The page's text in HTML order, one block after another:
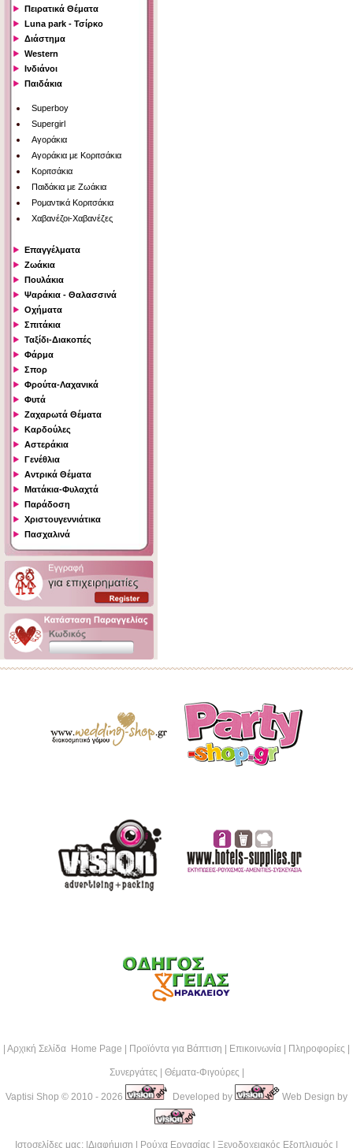
Πειρατικά Θέματα
Luna park - Τσίρκο
Διάστημα
Western
Ινδιάνοι
Παιδάκια
Superboy
Supergirl
Αγοράκια
Αγοράκια με Κοριτσάκια
Κοριτσάκια
Παιδάκια με Ζωάκια
Ρομαντικά Κοριτσάκια
Χαβανέζοι-Χαβανέζες
Επαγγέλματα
Ζωάκια
Πουλάκια
Ψαράκια - Θαλασσινά
Οχήματα
Σπιτάκια
Ταξίδι-Διακοπές
Φάρμα
Σπορ
Φρούτα-Λαχανικά
Φυτά
Ζαχαρωτά Θέματα
Καρδούλες
Αστεράκια
Γενέθλια
Αντρικά Θέματα
Ματάκια-Φυλαχτά
Παράδοση
Χριστουγεννιάτικα
Πασχαλινά
Αρχική Σελίδα Home Page Προϊόντα για Βάπτιση Επικοινωνία Πληροφορίες
Συνεργάτες Θέματα-Φιγούρες
Vaptisi Shop © 2010 - 2026 Developed by Web Design by
Ιστοσελίδες μας: | Διαφήμιση Ρούχα Εργασίας Ξενοδοχειακός Εξοπλισμός